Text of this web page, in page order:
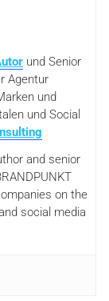
und Senior
Agentur
und
und Social
and senior
on the
social media